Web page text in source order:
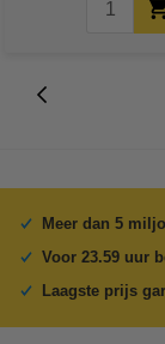
Meer dan 5
Voor 23.59 uur
Laagste prijs